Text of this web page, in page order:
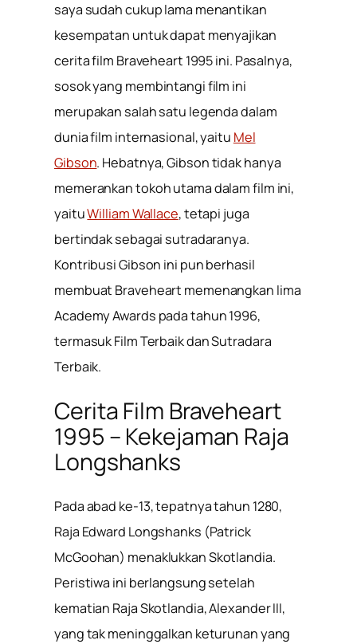
saya sudah cukup lama menantikan
kesempatan untuk dapat menyajikan
cerita film Braveheart 1995 ini. Pasalnya,
sosok yang membintangi film ini
merupakan salah satu legenda dalam
dunia film internasional, yaitu Mel
Gibson. Hebatnya, Gibson tidak hanya
memerankan tokoh utama dalam film ini,
yaituWilliam Wallace, tetapi juga
bertindak sebagai sutradaranya.
Kontribusi Gibson ini pun berhasil
membuat Braveheart memenangkan lima
Academy Awards pada tahun 1996,
termasuk Film Terbaik dan Sutradara
Terbaik.
Cerita Film Braveheart
1995 – Kekejaman Raja
Longshanks
Pada abad ke-13, tepatnya tahun 1280,
Raja Edward Longshanks (Patrick
McGoohan) menaklukkan Skotlandia.
Peristiwa ini berlangsung setelah
kematian Raja Skotlandia, Alexander III,
yang tak meninggalkan keturunan yang